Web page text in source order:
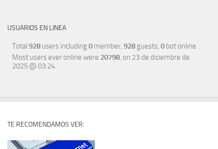
USUARIOS EN LINEA
Total 928 users including0 member, 928 guests, 0 bot online
Most users ever online were 20798, on 23 de diciembre de
2025 @ 03:24
TE RECOMENDAMOS VER: